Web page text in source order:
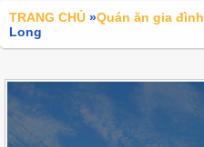
TRANG CHỦ »Quán ăn gia đình
Long